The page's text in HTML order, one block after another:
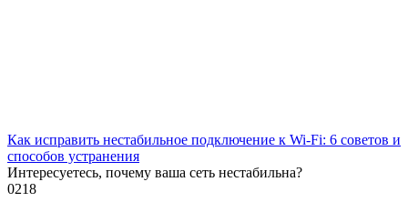
Как исправить нестабильное подключение к Wi-Fi: 6 советов и
способов устранения
Интересуетесь, почему ваша сеть нестабильна?
0218